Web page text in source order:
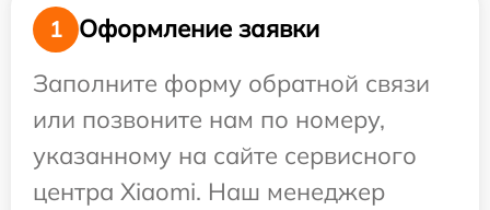
1
Оформление заявки
Заполните форму обратной связи
или позвоните нам по номеру,
указанному на сайте сервисного
центра Xiaomi. Наш менеджер